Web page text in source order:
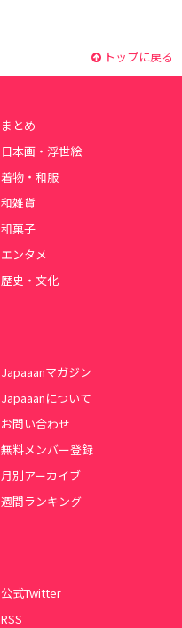
トップに戻る
まとめ
日本画・浮世絵
着物・和服
和雑貨
和菓子
エンタメ
歴史・文化
Japaaanマガジン
Japaaanについて
お問い合わせ
無料メンバー登録
月別アーカイブ
週間ランキング
公式Twitter
RSS